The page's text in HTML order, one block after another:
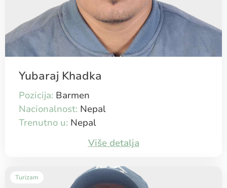
Yubaraj Khadka
Pozicija: Barmen
Nacionalnost: Nepal
Trenutno u: Nepal
Više detalja
Turizam